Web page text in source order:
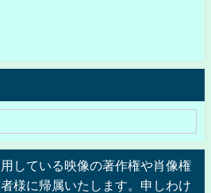
している映像の著作権や肖像権
様に帰属いたします。申しわけ